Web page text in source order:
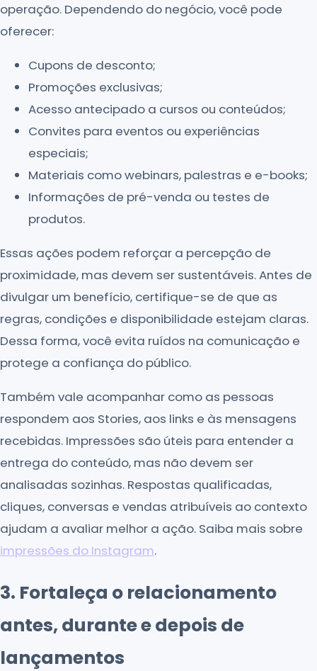
operação. Dependendo do negócio, você pode
oferecer:
Cupons de desconto;
Promoções exclusivas;
Acesso antecipado a cursos ou conteúdos;
Convites para eventos ou experiências
especiais;
Materiais como webinars, palestras e e-books;
Informações de pré-venda ou testes de
produtos.
Essas ações podem reforçar a percepção de
proximidade, mas devem ser sustentáveis. Antes de
divulgar um benefício, certifique-se de que as
regras, condições e disponibilidade estejam claras.
Dessa forma, você evita ruídos na comunicação e
protege a confiança do público.
Também vale acompanhar como as pessoas
respondem aos Stories, aos links e às mensagens
recebidas. Impressões são úteis para entender a
entrega do conteúdo, mas não devem ser
analisadas sozinhas. Respostas qualificadas,
cliques, conversas e vendas atribuíveis ao contexto
ajudam a avaliar melhor a ação. Saiba mais sobre
impressões do Instagram.
3. Fortaleça o relacionamento
antes, durante e depois de
lançamentos